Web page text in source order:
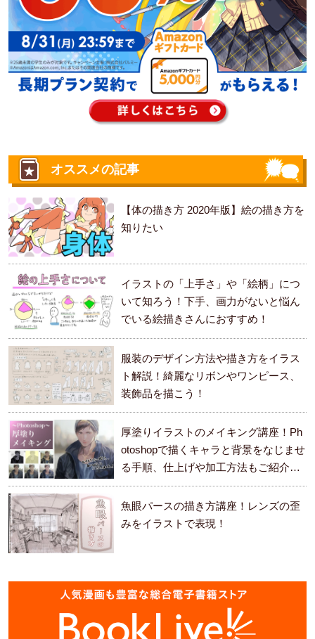
オススメの記事
【体の描き方 2020年版】絵の描き方を
知りたい
イラストの「上手さ」や「絵柄」につ
いて知ろう！下手、画力がないと悩ん
でいる絵描きさんにおすすめ！
服装のデザイン方法や描き方をイラス
ト解説！綺麗なリボンやワンピース、
装飾品を描こう！
厚塗りイラストのメイキング講座！Ph
otoshopで描くキャラと背景をなじませ
る手順、仕上げや加工方法もご紹介し
ます。
魚眼パースの描き方講座！レンズの歪
みをイラストで表現！